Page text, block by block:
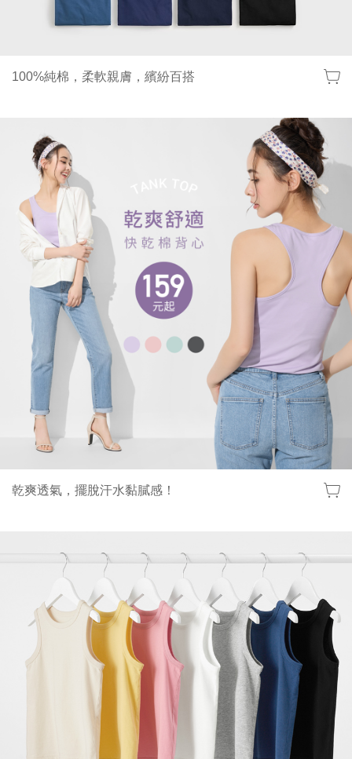
100%純棉，柔軟親膚，繽紛百搭
乾爽透氣，擺脫汗水黏膩感！